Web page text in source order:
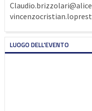
LUOGO DELL'EVENTO